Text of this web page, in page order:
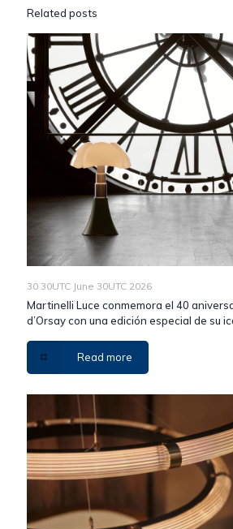
Related posts
30 30UTC June 30UTC 2026
Martinelli Luce conmemora el 40
d’Orsay con una edición especial de su
Read more